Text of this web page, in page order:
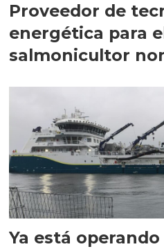
Proveedor de
energética para
salmonicultor
Ya está